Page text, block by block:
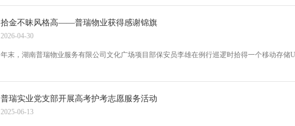
拾金不昧风格高——普瑞物业获得感谢锦旗
2026-04-30
年末，湖南普瑞物业服务有限公司文化广场项目部保安员李雄在例行巡逻时拾得一个移动存
普瑞实业党支部开展高考护考志愿服务活动
2025-06-13